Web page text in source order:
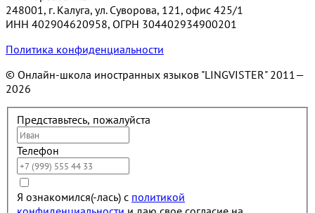
248001, г. Калуга, ул. Суворова, 121, офис 425/1
ИНН 402904620958, ОГРН 304402934900201
Политика конфиденциальности
© Онлайн-школа иностранных языков "LINGVISTER" 2011—
2026
Представьтесь, пожалуйста
Телефон
Я ознакомился(-лась) с политикой